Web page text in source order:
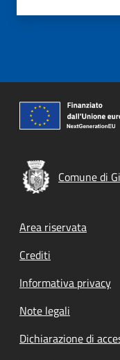
Comune di
Footer
Area riservata
Crediti
Informativa privacy
Note legali
Dichiarazione di